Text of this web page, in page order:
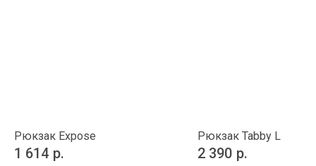
Рюкзак Expose
1 614 р.
Рюкзак Tabby L
2 390 р.